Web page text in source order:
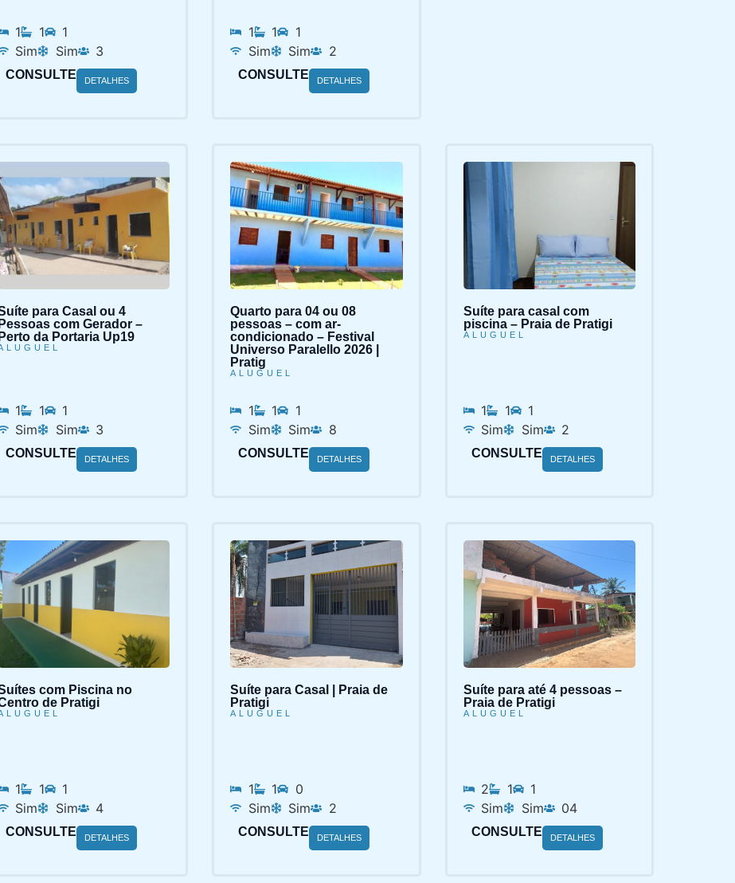
1 1
1
Sim
Sim 3
CONSULTE DETALHES
1 1
1
Sim
Sim 2
CONSULTE DETALHES
para Casal ou 4
Pessoas com Gerador –
Perto da Portaria Up19
1 1
1
Sim
Sim 3
CONSULTE DETALHES
Quarto para 04 ou 08
pessoas – com ar-
condicionado – Festival
Universo Paralello 2026 |
Pratig
ALUGUEL
1 1
1
Sim
Sim 8
CONSULTE DETALHES
Suíte para casal com
piscina – Praia de Pratigi
ALUGUEL
1 1
1
Sim
Sim 2
CONSULTE DETALHES
com Piscina no
de Pratigi
1 1
1
Sim
Sim 4
CONSULTE DETALHES
Suíte para Casal | Praia de
Pratigi
ALUGUEL
1 1
0
Sim
Sim 2
CONSULTE DETALHES
Suíte para até 4 pessoas –
Praia de Pratigi
ALUGUEL
2 1
1
Sim
Sim 04
CONSULTE DETALHES